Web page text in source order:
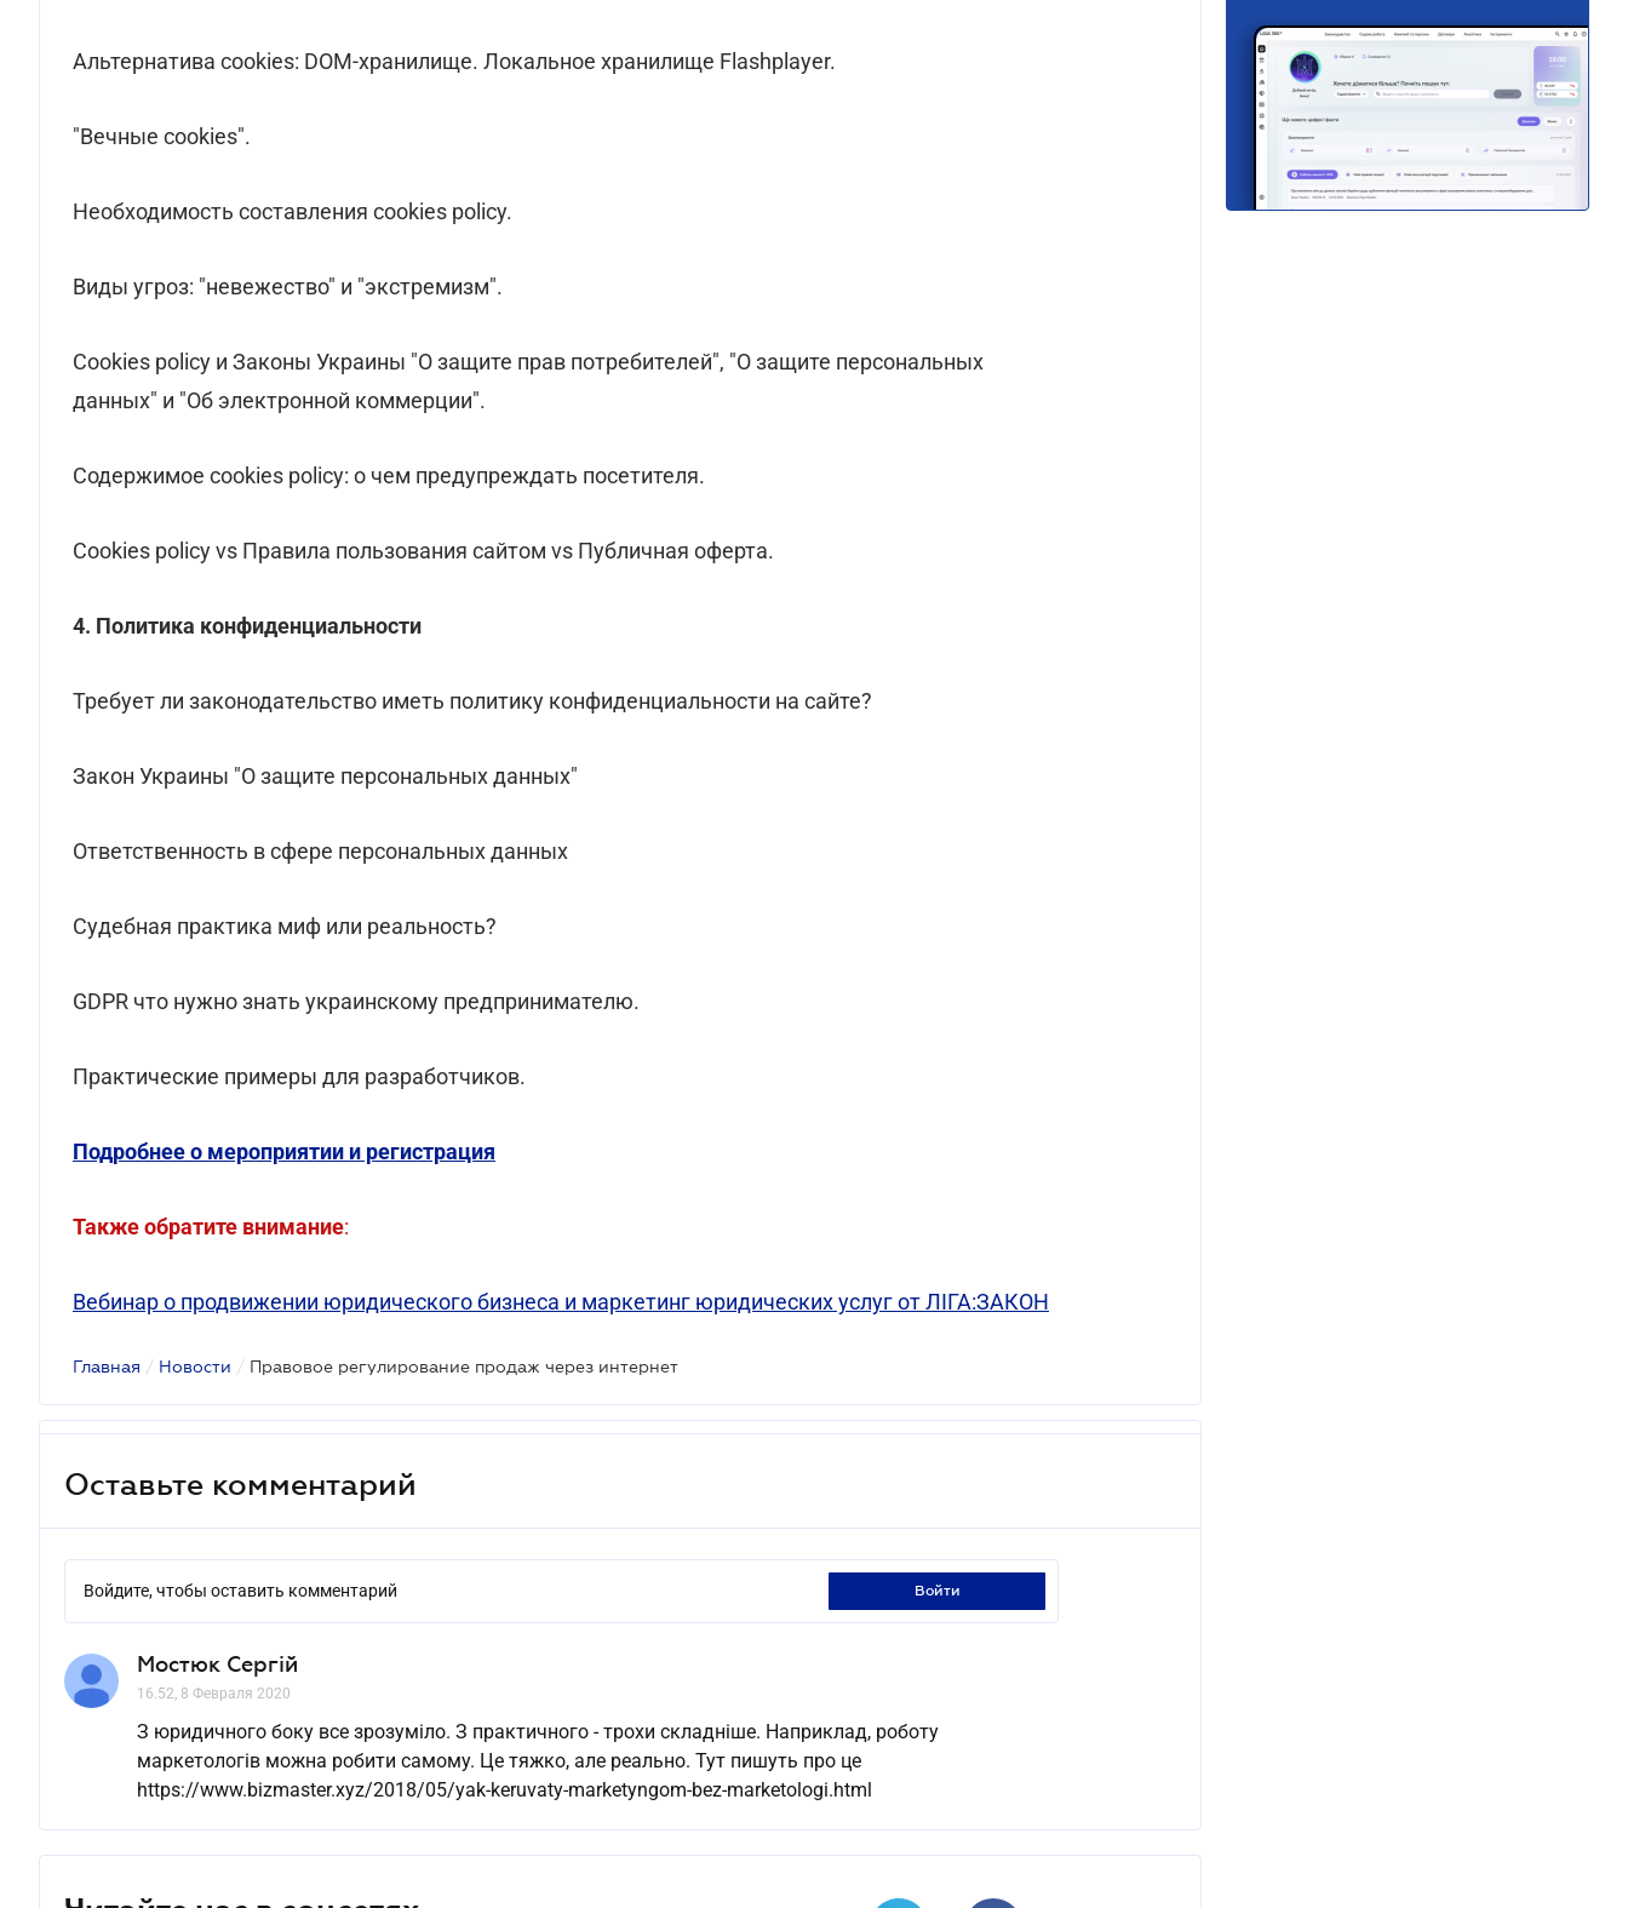
Альтернатива cookies: DOM-хранилище. Локальное хранилище Flashplayer.
"Вечные cookies".
Необходимость составления cookies policy.
Виды угроз: "невежество" и "экстремизм".
Cookies policy и Законы Украины "О защите прав потребителей", "О защите персональных
данных" и "Об электронной коммерции".
Содержимое cookies policy: о чем предупреждать посетителя.
Cookies policy vs Правила пользования сайтом vs Публичная оферта.
4. Политика конфиденциальности
Требует ли законодательство иметь политику конфиденциальности на сайте?
Закон Украины "О защите персональных данных"
Ответственность в сфере персональных данных
Судебная практика миф или реальность?
GDPR что нужно знать украинскому предпринимателю.
Практические примеры для разработчиков.
Подробнее о мероприятии и регистрация
Также обратите внимание:
Вебинар о продвижении юридического бизнеса и маркетинг юридических услуг от ЛІГА:ЗАКОН
Главная / Новости / Правовое регулирование продаж через интернет
Оставьте комментарий
Войдите, чтобы оставить комментарий войти
Мостюк Сергій
16.52, 8 Февраля 2020
З юридичного боку все зрозуміло. З практичного - трохи складніше. Наприклад, роботу
маркетологів можна робити самому. Це тяжко, але реально. Тут пишуть про це
https://www.bizmaster.xyz/2018/05/yak-keruvaty-marketyngom-bez-marketologi.html